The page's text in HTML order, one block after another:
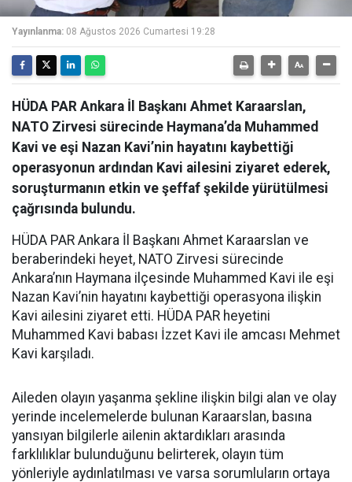
Yayınlanma: 08 Ağustos 2026 Cumartesi 19:28
HÜDA PAR Ankara İl Başkanı Ahmet Karaarslan,
NATO Zirvesi sürecinde Haymana’da Muhammed
Kavi ve eşi Nazan Kavi’nin hayatını kaybettiği
operasyonun ardından Kavi ailesini ziyaret ederek,
soruşturmanın etkin ve şeffaf şekilde yürütülmesi
çağrısında bulundu.
HÜDA PAR Ankara İl Başkanı Ahmet Karaarslan ve
beraberindeki heyet, NATO Zirvesi sürecinde
Ankara’nın Haymana ilçesinde Muhammed Kavi ile eşi
Nazan Kavi’nin hayatını kaybettiği operasyona ilişkin
Kavi ailesini ziyaret etti. HÜDA PAR heyetini
Muhammed Kavi babası İzzet Kavi ile amcası Mehmet
Kavi karşıladı.
Aileden olayın yaşanma şekline ilişkin bilgi alan ve olay
yerinde incelemelerde bulunan Karaarslan, basına
yansıyan bilgilerle ailenin aktardıkları arasında
farklılıklar bulunduğunu belirterek, olayın tüm
yönleriyle aydınlatılması ve varsa sorumluların ortaya